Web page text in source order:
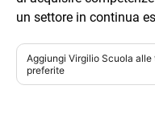
un settore in continua
Aggiungi Virgilio Scuola alle
preferite